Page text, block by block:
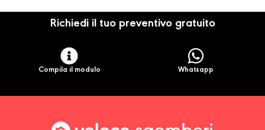
Richiedi il tuo preventivo gratuito
Compila il modulo Whatsapp